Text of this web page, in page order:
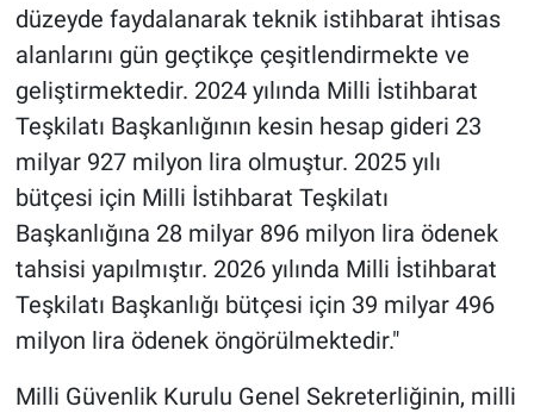
düzeyde faydalanarak teknik istihbarat ihtisas
alanlarını gün geçtikçe çeşitlendirmekte ve
geliştirmektedir. 2024 yılında Milli İstihbarat
Teşkilatı Başkanlığının kesin hesap gideri 23
milyar 927 milyon lira olmuştur. 2025 yılı
bütçesi için Milli İstihbarat Teşkilatı
Başkanlığına 28 milyar 896 milyon lira ödenek
tahsisi yapılmıştır. 2026 yılında Milli İstihbarat
Teşkilatı Başkanlığı bütçesi için 39 milyar 496
milyon lira ödenek öngörülmektedir."
Milli Güvenlik Kurulu Genel Sekreterliğinin, milli